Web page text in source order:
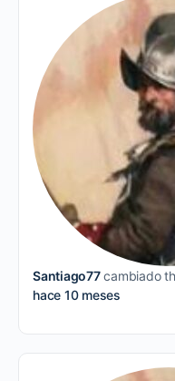
Santiago77cambiado
hace 10 meses